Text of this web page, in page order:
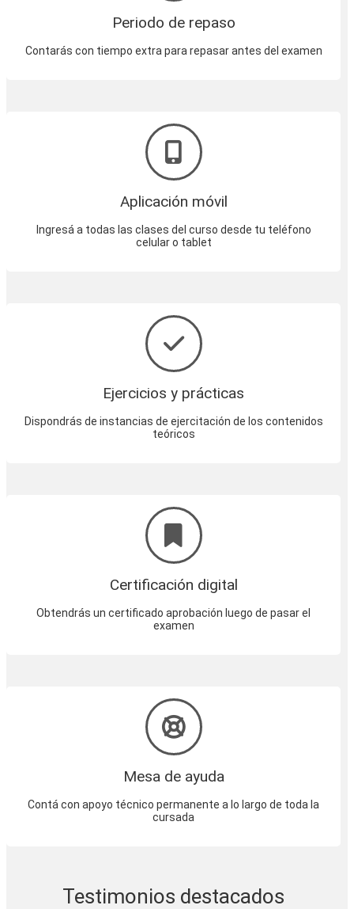
Periodo de repaso
Contarás con tiempo extra para repasar antes del examen
Aplicación móvil
Ingresá a todas las clases del curso desde tu teléfono
celular o tablet
Ejercicios y prácticas
Dispondrás de instancias de ejercitación de los contenidos
teóricos
Certificación digital
Obtendrás un certificado aprobación luego de pasar el
examen
Mesa de ayuda
Contá con apoyo técnico permanente a lo largo de toda la
cursada
Testimonios destacados